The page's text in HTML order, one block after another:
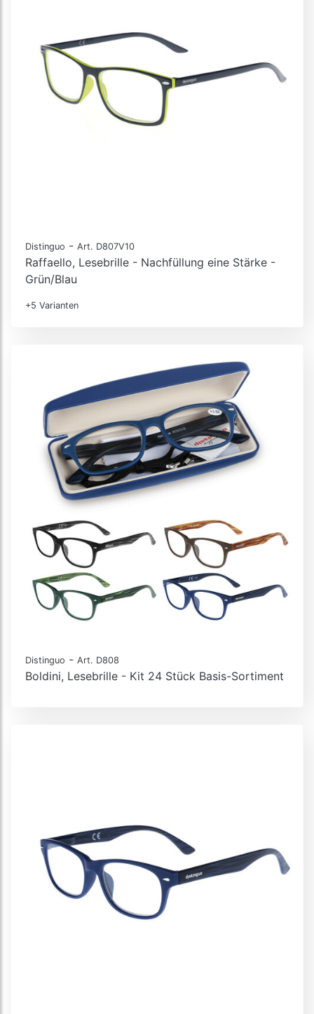
Distinguo - Art. D807V10
Raffaello, Lesebrille - Nachfüllung eine Stärke -
Grün/Blau
+5 Varianten
Distinguo - Art. D808
Boldini, Lesebrille - Kit 24 Stück Basis-Sortiment